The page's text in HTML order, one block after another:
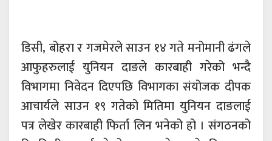
डिसी, बोहरा र गजमेरले साउन १४ गते मनोमानी ढंगले
आफुहरुलाई युनियन दाङले कारबाही गरेको भन्दै
विभागमा निवेदन दिएपछि विभागका संयोजक दीपक
आचार्यले साउन १९ गतेको मितिमा युनियन दाङलाई
पत्र लेखेर कारबाही फिर्ता लिन भनेको हो । संगठनको